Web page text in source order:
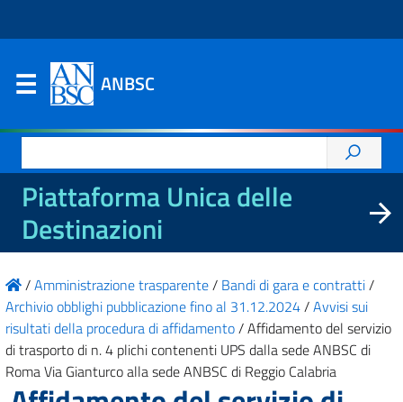
ANBSC
per:
Piattaforma Unica delle
Destinazioni
/Amministrazione trasparente/ Bandi di gara e contratti/
Archivio obblighi pubblicazione fino al 31.12.2024/Avvisi sui
risultati della procedura di affidamento/Affidamento del servizio
di trasporto di n. 4 plichi contenenti UPS dalla sede ANBSC di
Roma Via Gianturco alla sede ANBSC di Reggio Calabria